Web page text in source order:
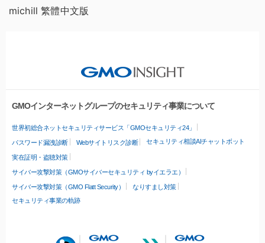
michill 繁體中文版
GMOインターネットグループのセキュリティ事業について
世界初総合ネットセキュリティサービス「GMOセキュリティ24」
パスワード漏洩診断 Webサイトリスク診断 セキュリティ相談AIチャットボット
実在証明・盗聴対策
サイバー攻撃対策（GMOサイバーセキュリティ byイエラエ）
サイバー攻撃対策（GMO Flatt Security）
なりすまし対策
セキュリティ事業の軌跡